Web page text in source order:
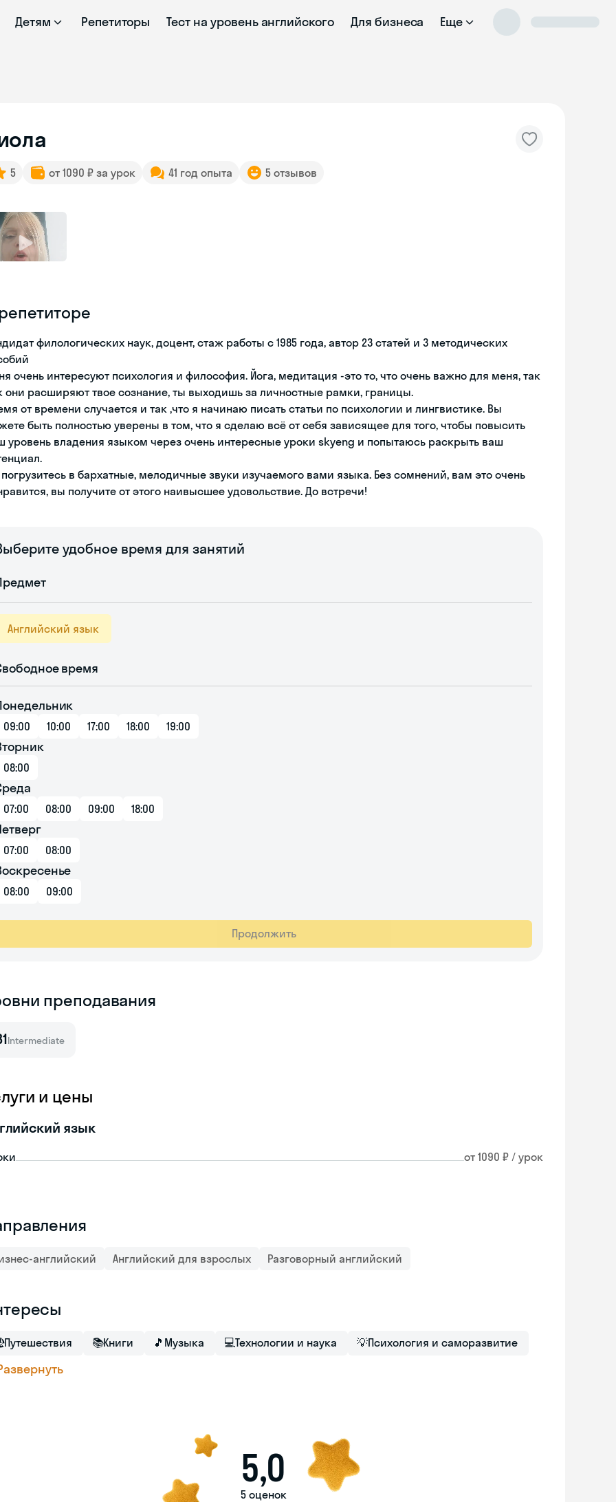
Детям Репетиторы Тест на уровень английского Для бизнеса Еще
5 от 1090 ₽ за урок 41 год опыта 5 отзывов
филологических наук, доцент, стаж работы с 1985 года, автор 23 статей и 3 методических
очень интересуют психология и философия. Йога, медитация -это то, что очень важно для меня, так
они расширяют твое сознание, ты выходишь за личностные рамки, границы.
от времени случается и так ,что я начинаю писать статьи по психологии и лингвистике. Вы
быть полностью уверены в том, что я сделаю всё от себя зависящее для того, чтобы повысить
уровень владения языком через очень интересные уроки skyeng и попытаюсь раскрыть ваш
в бархатные, мелодичные звуки изучаемого вами языка. Без сомнений, вам это очень
вы получите от этого наивысшее удовольствие. До встречи!
удобное время для занятий
Английский язык
время
09:00 10:00 17:00 18:00 19:00
08:00
07:00 08:00 09:00 18:00
07:00 08:00
08:00 09:00
Продолжить
преподавания
Intermediate
и цены
язык
от 1090 ₽ / урок
английский Английский для взрослых Разговорный английский
Путешествия 📚Книги 🎵 Музыка 💻Технологии и наука 💡Психология и саморазвитие
5,0
5 оценок